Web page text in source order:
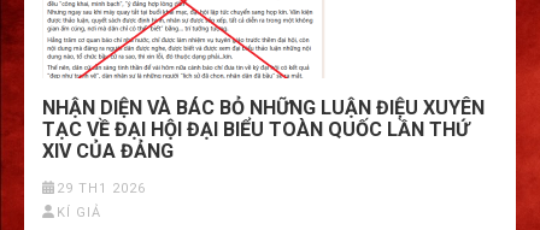
NHẬN DIỆN VÀ BÁC BỎ NHỮNG LUẬN ĐIỆU XUYÊN
TẠC VỀ ĐẠI HỘI ĐẠI BIỂU TOÀN QUỐC LẦN THỨ
XIV CỦA ĐẢNG
29 TH1 2026
KÍ GIẢ